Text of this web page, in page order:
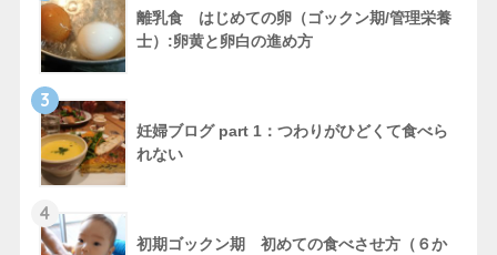
離乳食 はじめての卵（ゴックン期/管理栄養
士）:卵黄と卵白の進め方
3
妊婦ブログ part 1：つわりがひどくて食べら
れない
4
初期ゴックン期 初めての食べさせ方（６か